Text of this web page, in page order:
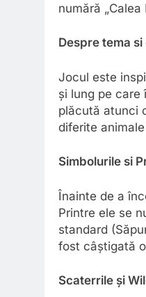
numără
Despre tema
Jocul este
și lung pe care
plăcută atunci
diferite
Simbolurile si
Înainte de a
Printre ele se
standard
fost câștigată
Scaterrile și